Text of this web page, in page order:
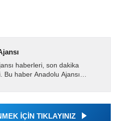
haberleri, son dakika
Bu haber Anadolu Ajansı
tüm...
İÇİN TIKLAYINIZ